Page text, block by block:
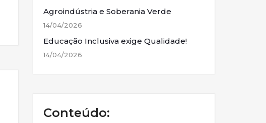
Agroindústria e Soberania Verde
14/04/2026
Educação Inclusiva exige Qualidade!
14/04/2026
Conteúdo: